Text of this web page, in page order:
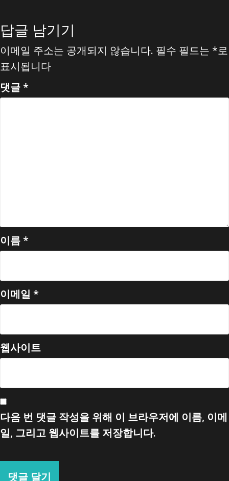
답글 남기기
이메일 주소는 공개되지 않습니다. 필수 필드는 *로
표시됩니다
댓글*
이름*
이메일 *
웹사이트
다음 번 댓글 작성을 위해 이 브라우저에 이름, 이메
일, 그리고 웹사이트를 저장합니다.